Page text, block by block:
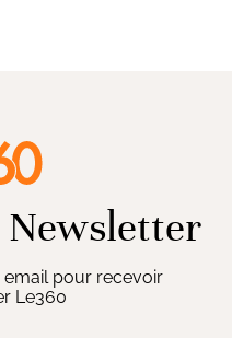
email pour recevoir
Le360